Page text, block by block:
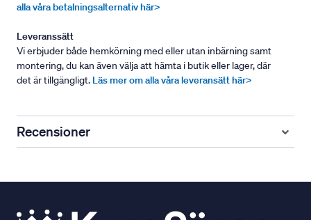
alla våra betalningsalternativ här>
Leveranssätt
Vi erbjuder både hemkörning med eller utan inbärning samt
montering, du kan även välja att hämta i butik eller lager, där
det är tillgängligt. Läs mer om alla våra leveransätt här>
Recensioner